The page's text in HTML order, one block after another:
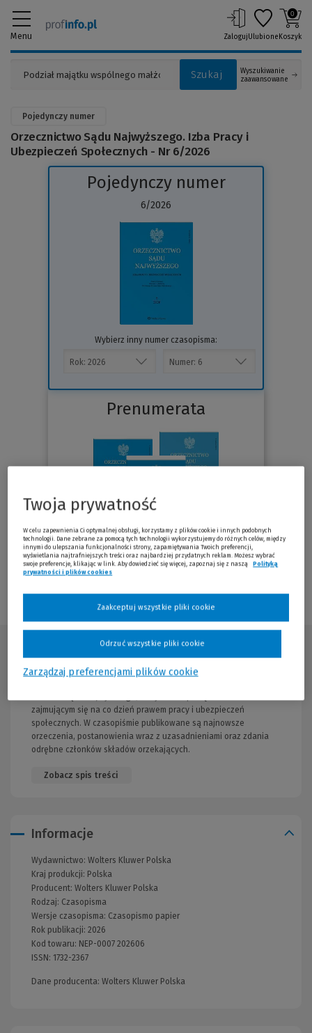
Menu
Szukaj
Wyszukiwanie
zaawansowane
ZalogujUlubione
0
Koszyk
Pojedynczy numer
Orzecznictwo Sądu Najwyższego. Izba Pracy i
Ubezpieczeń Społecznych - Nr 6/2026
Pojedynczy numer
6/2026
Wybierz inny numer czasopisma:
Prenumerata
Opis publikacji
zajmującym się na co dzień prawem pracy i ubezpieczeń
społecznych. W czasopiśmie publikowane są najnowsze
orzeczenia, postanowienia wraz z uzasadnieniami oraz zdania
odrębne członków składów orzekających.
Zobacz spis treści
Informacje
Wydawnictwo: Wolters Kluwer Polska
Kraj produkcji: Polska
Producent: Wolters Kluwer Polska
Rodzaj: Czasopisma
Wersje czasopisma: Czasopismo papier
Rok publikacji: 2026
Kod towaru: NEP-0007 202606
ISSN: 1732-2367
Dane producenta: Wolters Kluwer Polska
Twoja prywatność
W celu zapewnienia Ci optymalnej obsługi, korzystamy z plików cookie i innych podobnych
technologii. Dane zebrane za pomocą tych technologii wykorzystujemy do różnych celów, między
innymi do ulepszania funkcjonalności strony, zapamiętywania Twoich preferencji,
wyświetlania najtrafniejszych treści oraz najbardziej przydatnych reklam. Możesz wybrać
swoje preferencje, klikając w link. Aby dowiedzieć się więcej, zapoznaj się z naszą
Polityką
prywatności i plików cookies
Zarządzaj preferencjami plików cookie
Odrzuć wszystkie pliki cookie
Zaakceptuj wszystkie pliki cookie